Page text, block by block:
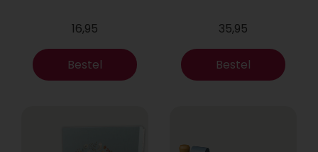
16,95
Bestel
35,95
Bestel